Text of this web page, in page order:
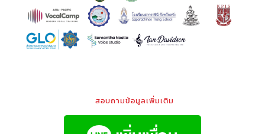
สอบถามข้อมูลเพิ่มเติม